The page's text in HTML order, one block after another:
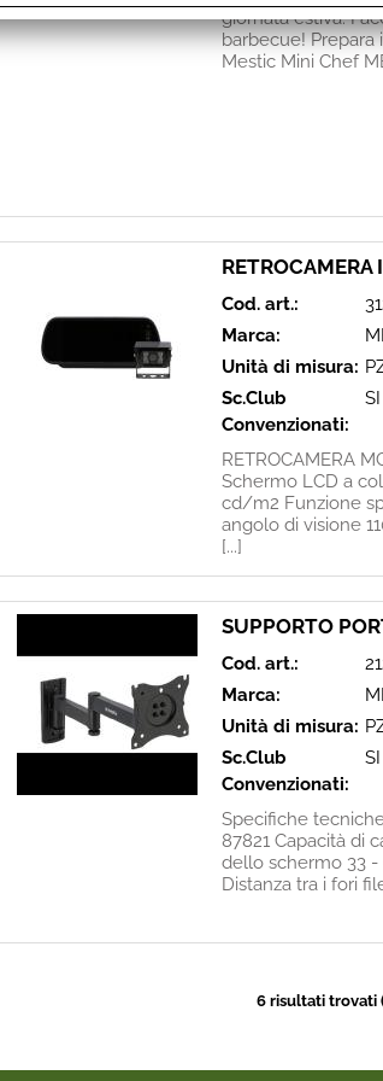
giornata estiva.
barbecue! Prepara
Mestic Mini Chef
RETROCAMERA
Cod. art.:
Marca:
Unità di misura:
Sc.Club
Convenzionati:
SI
RETROCAMERA
Schermo LCD a
cd/m2 Funzione
angolo di visione
[...]
SUPPORTO
Cod. art.:
Marca:
Unità di misura:
Sc.Club
Convenzionati:
SI
Specifiche
87821 Capacità di
dello schermo 33 -
Distanza tra i fori
6 risultati trovati